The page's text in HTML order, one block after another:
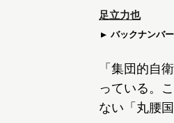
足立力也
バックナンバー
「集団的自
っている。
ない「丸腰